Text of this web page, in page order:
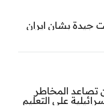
جيدة بشان ايران
تصاعد المخاطر
على التعليم